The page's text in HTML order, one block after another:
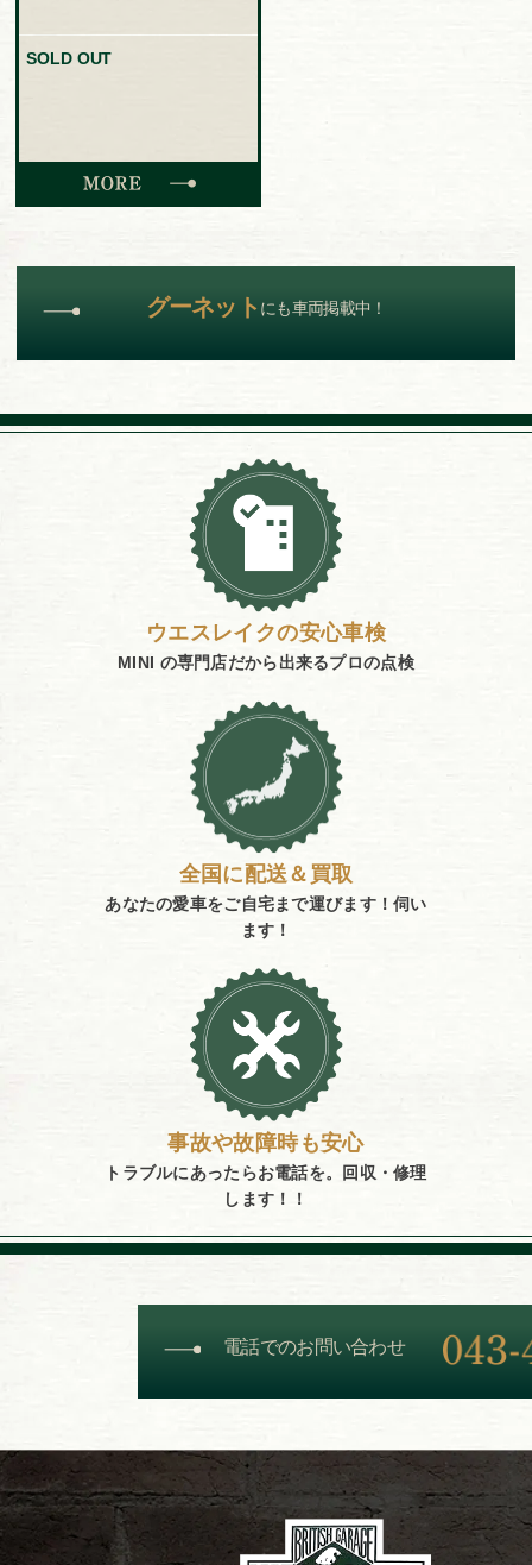
SOLD OUT
グーネット にも車両掲載中！
ウエスレイクの安心車検
MINI の専門店だから出来るプロの点検
全国に配送＆買取
あなたの愛車をご自宅まで運びます！伺い
ます！
事故や故障時も安心
トラブルにあったらお電話を。
回収・修理
します！！
電話でのお問い合わせ